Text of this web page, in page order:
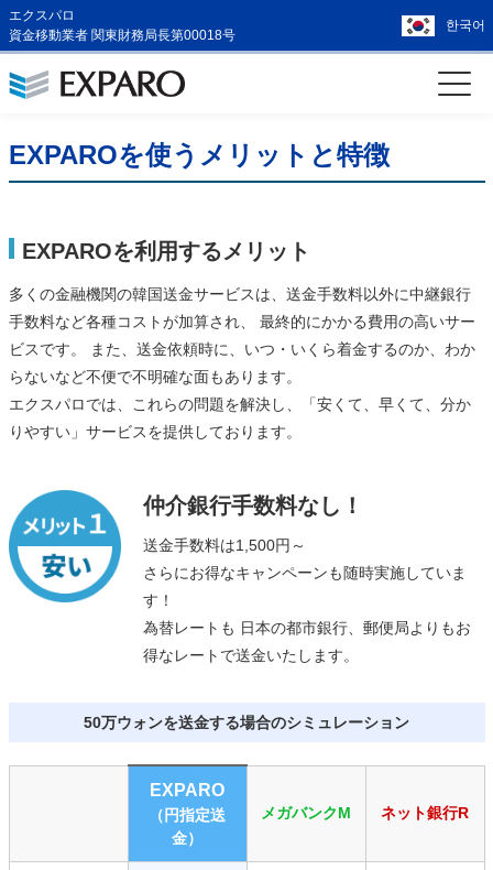
エクスパロ
資金移動業者 関東財務局長第00018号
한국어
EXPAROを使うメリットと特徴
EXPAROを利用するメリット
多くの金融機関の韓国送金サービスは、送金手数料以外に中継銀行
手数料など各種コストが加算され、 最終的にかかる費用の高いサー
ビスです。 また、送金依頼時に、いつ・いくら着金するのか、わか
らないなど不便で不明確な面もあります。
エクスパロでは、これらの問題を解決し、「安くて、早くて、分か
りやすい」サービスを提供しております。
仲介銀行手数料なし！
送金手数料は1,500円～
さらにお得なキャンペーンも随時実施していま
す！
為替レートも 日本の都市銀行、郵便局よりもお
得なレートで送金いたします。
50万ウォンを送金する場合のシミュレーション
EXPARO
（円指定送
金）
メガバンクM ネット銀行R